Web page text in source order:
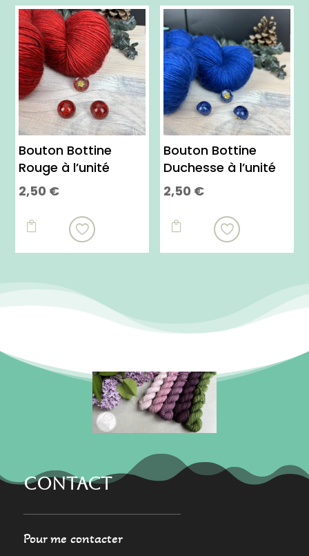
options
peuvent
être
choisies
sur
la
page
du
produit
Bouton Bottine
Rouge à l’unité
2,50 €

Bouton Bottine
Duchesse à l’unité
2,50 €

CONTACT
Pour me contacter